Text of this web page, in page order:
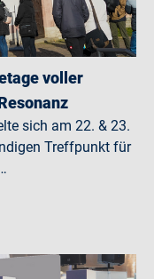
voller
sich am 22. & 23.
Treffpunkt für